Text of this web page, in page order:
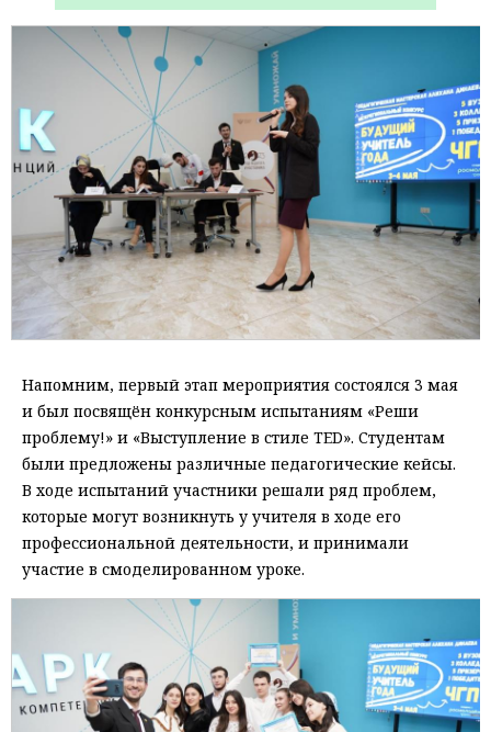
Напомним, первый этап мероприятия состоялся 3 мая
и был посвящён конкурсным испытаниям «Реши
проблему!» и «Выступление в стиле TED». Студентам
были предложены различные педагогические кейсы.
В ходе испытаний участники решали ряд проблем,
которые могут возникнуть у учителя в ходе его
профессиональной деятельности, и принимали
участие в смоделированном уроке.